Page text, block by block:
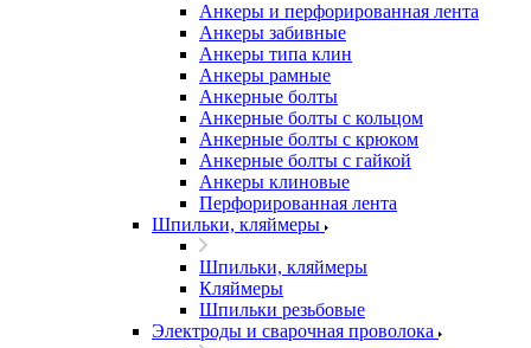
Анкеры и перфорированная лента
Анкеры забивные
Анкеры типа клин
Анкеры рамные
Анкерные болты
Анкерные болты с кольцом
Анкерные болты с крюком
Анкерные болты с гайкой
Анкеры клиновые
Перфорированная лента
Шпильки, кляймеры
Шпильки, кляймеры
Кляймеры
Шпильки резьбовые
Электроды и сварочная проволока